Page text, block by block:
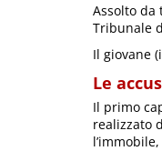
Assolto da
Tribunale
Il giovane
Le
Il primo
realizzato